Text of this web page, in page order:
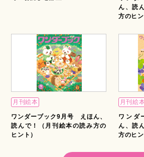
ん、読
方のヒン
月刊絵本
ワンダーブック9月号 えほん、
読んで！（月刊絵本の読み方の
ヒント）
月刊絵
ワンダ
ん、読
方のヒン